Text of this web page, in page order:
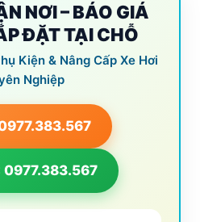
NƠI – BÁO GIÁ
ĐẶT TẠI CHỖ
Kiện & Nâng Cấp Xe Hơi
Nghiệp
0977.383.567